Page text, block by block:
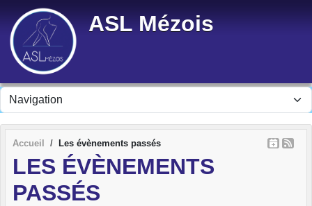
ASL Mézois
Accueil Les évènements passés
LES ÉVÈNEMENTS
PASSÉS
Panneau de gestion des cookies